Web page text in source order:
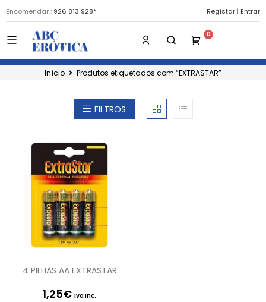
Encomendar : 926 813 928* Registar | Entrar
Início Produtos etiquetados com “EXTRASTAR”
FILTROS
4 PILHAS AA EXTRASTAR
1,25€ Iva Inc.